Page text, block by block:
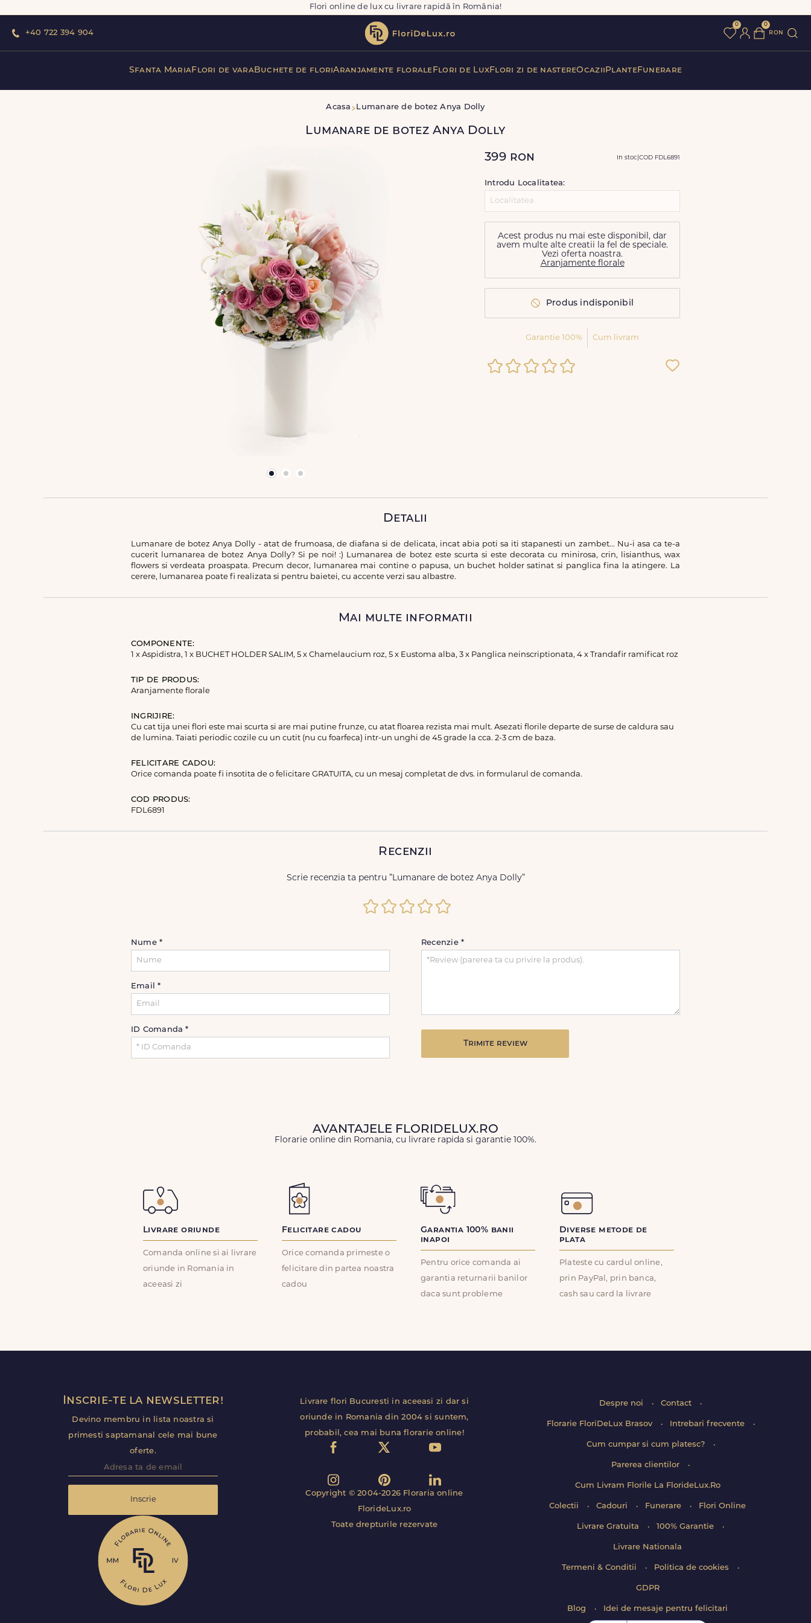
Flori online de lux cu livrare rapidă în România!
+40 722 394 904
0 0
ron
Sfanta MariaFlori de varaBuchete de floriAranjamente florale Flori de LuxFlori zi de nastereOcazii PlanteFunerare
Acasa Lumanare de botez Anya Dolly
Lumanare de botez Anya Dolly
399 ron In stoc COD FDL6891
Introdu Localitatea:
Acest produs nu mai este disponibil, dar
avem multe alte creatii la fel de speciale.
Vezi oferta noastra.
Aranjamente florale
Produs indisponibil
Garantie 100% Cum livram
Detalii
Lumanare de botez Anya Dolly - atat de frumoasa, de diafana si de delicata, incat abia poti sa iti stapanesti un zambet... Nu-i asa ca te-a
cucerit lumanarea de botez Anya Dolly? Si pe noi! :) Lumanarea de botez este scurta si este decorata cu minirosa, crin, lisianthus, wax
flowers si verdeata proaspata. Precum decor, lumanarea mai contine o papusa, un buchet holder satinat si panglica fina la atingere. La
cerere, lumanarea poate fi realizata si pentru baietei, cu accente verzi sau albastre.
Mai multe informatii
COMPONENTE:
1 x Aspidistra, 1 x BUCHET HOLDER SALIM, 5 x Chamelaucium roz, 5 x Eustoma alba, 3 x Panglica neinscriptionata, 4 x Trandafir ramificat roz
TIP DE PRODUS:
Aranjamente florale
INGRIJIRE:
Cu cat tija unei flori este mai scurta si are mai putine frunze, cu atat floarea rezista mai mult. Asezati florile departe de surse de caldura sau
de lumina. Taiati periodic cozile cu un cutit (nu cu foarfeca) intr-un unghi de 45 grade la cca. 2-3 cm de baza.
FELICITARE CADOU:
Orice comanda poate fi insotita de o felicitare GRATUITA, cu un mesaj completat de dvs. in formularul de comanda.
COD PRODUS:
FDL6891
Recenzii
Scrie recenzia ta pentru ”Lumanare de botez Anya Dolly”
Nume*
Email*
ID Comanda*
Recenzie *
Trimite review
AVANTAJELE FLORIDELUX.RO
Florarie online din Romania, cu livrare rapida si garantie 100%.
Livrare oriunde
Comanda online si ai livrare
oriunde in Romania in
aceeasi zi
Felicitare cadou
Orice comanda primeste o
felicitare din partea noastra
cadou
Garantia 100% banii
inapoi
Pentru orice comanda ai
garantia returnarii banilor
daca sunt probleme
Diverse metode de
plata
Plateste cu cardul online,
prin PayPal, prin banca,
cash sau card la livrare
Inscrie-te la newsletter!
Devino membru in lista noastra si
primesti saptamanal cele mai bune
oferte.
Inscrie
Livrare flori Bucuresti in aceeasi zi dar si
oriunde in Romania din 2004 si suntem,
probabil, cea mai buna florarie online!
Copyright © 2004-2026 Floraria online
FlorideLux.ro
Toate drepturile rezervate
Despre noi Contact
Florarie FloriDeLux Brasov Intrebari frecvente
Cum cumpar si cum platesc?
Parerea clientilor
Cum Livram Florile La FlorideLux.Ro
Colectii Cadouri Funerare Flori Online
Livrare Gratuita 100% Garantie
Livrare Nationala
Termeni & Conditii Politica de cookies
GDPR
Blog Idei de mesaje pentru felicitari